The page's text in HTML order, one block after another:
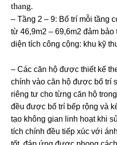
thang.
– Tầng 2 – 9: Bố trí mỗi tầng
từ 46,9m2 – 69,6m2 đảm
diện tích công cộng: khu kỹ
– Các căn hộ được thiết kế
chính vào căn hộ được bố trí
riêng tư cho từng căn hộ
đều được bố trí bếp rộng và
tạo không gian linh hoạt khi
tích chính đều tiếp xúc với